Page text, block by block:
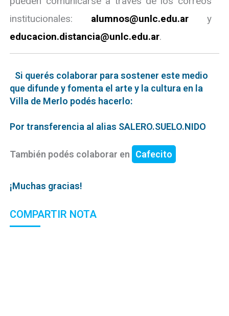
institucionales: alumnos@unlc.edu.ar y
educacion.distancia@unlc.edu.ar.
Si querés colaborar para sostener este medio
que difunde y fomenta el arte y la cultura en la
Villa de Merlo podés hacerlo:
Por transferencia al alias SALERO.SUELO.NIDO
También podés colaborar en Cafecito
¡Muchas gracias!
COMPARTIR NOTA